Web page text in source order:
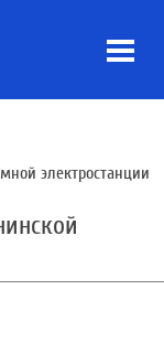
электростанции